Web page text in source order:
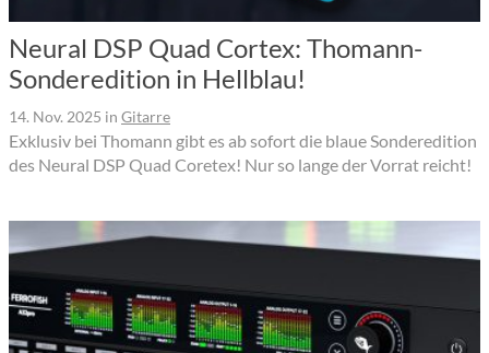
Neural DSP Quad Cortex: Thomann-
Sonderedition in Hellblau!
14. Nov. 2025 in Gitarre
Exklusiv bei Thomann gibt es ab sofort die blaue Sonderedition
des Neural DSP Quad Coretex! Nur so lange der Vorrat reicht!